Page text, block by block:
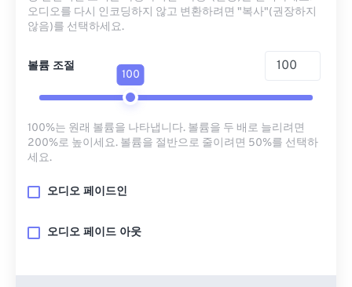
오디오를 다시 인코딩하지 않고 변환하려면 "복사"(권장하지
않음)를 선택하세요.
볼륨 조절
100
100%는 원래 볼륨을 나타냅니다. 볼륨을 두 배로 늘리려면
200%로 높이세요. 볼륨을 절반으로 줄이려면 50%를 선택하
세요.
오디오 페이드인
오디오 페이드 아웃